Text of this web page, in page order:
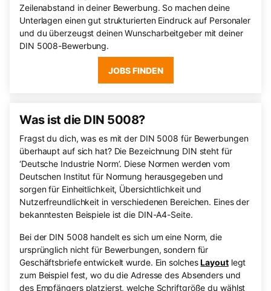
Zeilenabstand in deiner Bewerbung. So machen deine
Unterlagen einen gut strukturierten Eindruck auf Personaler
und du überzeugst deinen Wunscharbeitgeber mit deiner
DIN 5008-Bewerbung.
JOBS FINDEN
Was ist die DIN 5008?
Fragst du dich, was es mit der DIN 5008 für Bewerbungen
überhaupt auf sich hat? Die Bezeichnung DIN steht für
‘Deutsche Industrie Norm’. Diese Normen werden vom
Deutschen Institut für Normung herausgegeben und
sorgen für Einheitlichkeit, Übersichtlichkeit und
Nutzerfreundlichkeit in verschiedenen Bereichen. Eines der
bekanntesten Beispiele ist die DIN-A4-Seite.
Bei der DIN 5008 handelt es sich um eine Norm, die
ursprünglich nicht für Bewerbungen, sondern für
Geschäftsbriefe entwickelt wurde. Ein solchesLayoutlegt
zum Beispiel fest, wo du die Adresse des Absenders und
des Empfängers platzierst, welche Schriftgröße du wählst